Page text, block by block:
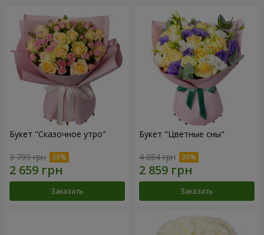
Букет "Сказочное утро"
3 799 грн
Заказать
Букет "Цветные сны"
4 084 грн
Заказать